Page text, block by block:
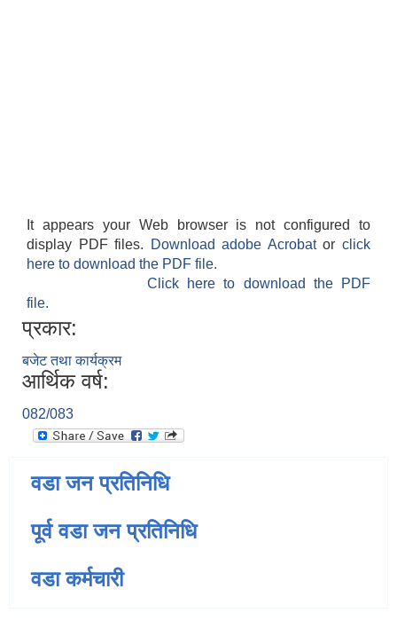
It appears your Web browser is not configured to
display PDF files.
Download adobe Acrobatorclick
here to download the PDF file.
Click here to download the PDF
file.
प्रकार:
बजेट तथा कार्यक्रम
आर्थिक वर्ष:
082/083
वडा जन प्रतिनिधि
पूर्व वडा जन प्रतिनिधि
वडा कर्मचारी